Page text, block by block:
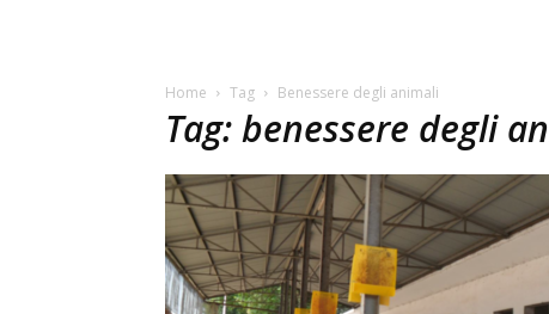
Home Tag Benessere degli animali
Tag: benessere degli